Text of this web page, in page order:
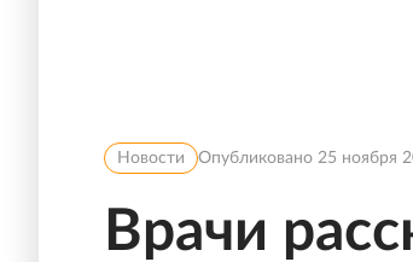
Новости Опубликовано 25 ноября
Врачи